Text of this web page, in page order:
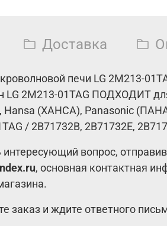
Доставка
печи LG 2M213-
LG 2M213-01TAG ПОДХОДИТ
Hansa (ХАНСА), Panasonic
/ 2B71732B, 2B71732E,
вопрос,
, основная контактная
заказ и ждите ответного